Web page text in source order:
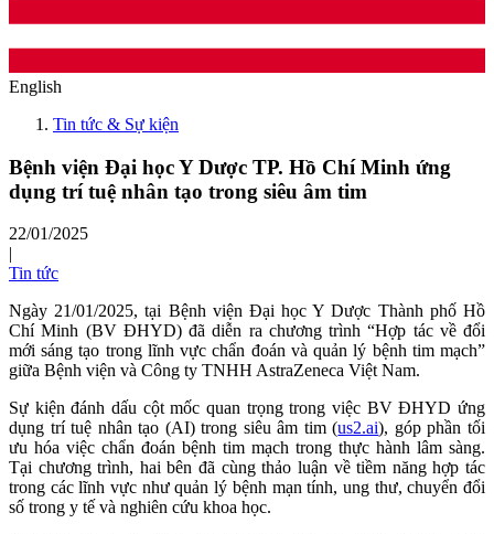
English
Tin tức & Sự kiện
Bệnh viện Đại học Y Dược TP. Hồ Chí Minh ứng
dụng trí tuệ nhân tạo trong siêu âm tim
22/01/2025
|
Tin tức
Ngày 21/01/2025, tại Bệnh viện Đại học Y Dược Thành phố Hồ
Chí Minh (BV ĐHYD) đã diễn ra chương trình “Hợp tác về đổi
mới sáng tạo trong lĩnh vực chẩn đoán và quản lý bệnh tim mạch”
giữa Bệnh viện và Công ty TNHH AstraZeneca Việt Nam.
Sự kiện đánh dấu cột mốc quan trọng trong việc BV ĐHYD ứng
dụng trí tuệ nhân tạo (AI) trong siêu âm tim (us2.ai), góp phần tối
ưu hóa việc chẩn đoán bệnh tim mạch trong thực hành lâm sàng.
Tại chương trình, hai bên đã cùng thảo luận về tiềm năng hợp tác
trong các lĩnh vực như quản lý bệnh mạn tính, ung thư, chuyển đổi
số trong y tế và nghiên cứu khoa học.